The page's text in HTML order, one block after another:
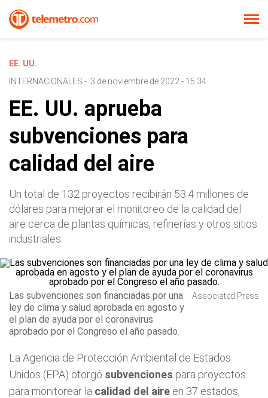
EE. UU.
INTERNACIONALES - 3 de noviembre de 2022 - 15:34
EE. UU. aprueba
subvenciones para
calidad del aire
Un total de 132 proyectos recibirán 53.4 millones de
dólares para mejorar el monitoreo de la calidad del
aire cerca de plantas químicas, refinerías y otros sitios
industriales.
Las subvenciones son financiadas por una
ley de clima y salud aprobada en agosto y
el plan de ayuda por el coronavirus
aprobado por el Congreso el año pasado.
Associated Press
La Agencia de Protección Ambiental de Estados
Unidos (EPA) otorgó subvenciones para proyectos
para monitorear la calidad del aire en 37 estados,